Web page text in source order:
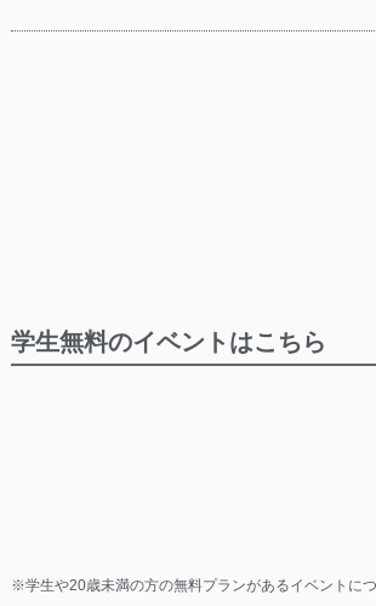
学生無料のイベントはこちら
※学生や20歳未満の方の無料プランがあるイベントに